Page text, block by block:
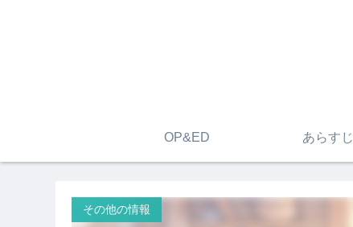
OP&ED あらすじ
その他の情報